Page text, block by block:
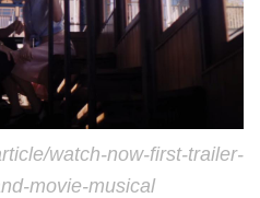
watch-now-first-trailer-
movie-musical